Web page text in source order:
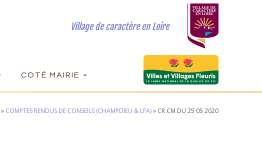
Village de caractère en Loire
COTÉ MAIRIE
» COMPTES RENDUS DE CONSEILS (CHAMPDIEU & LFA)» CR CM DU 25 05 2020